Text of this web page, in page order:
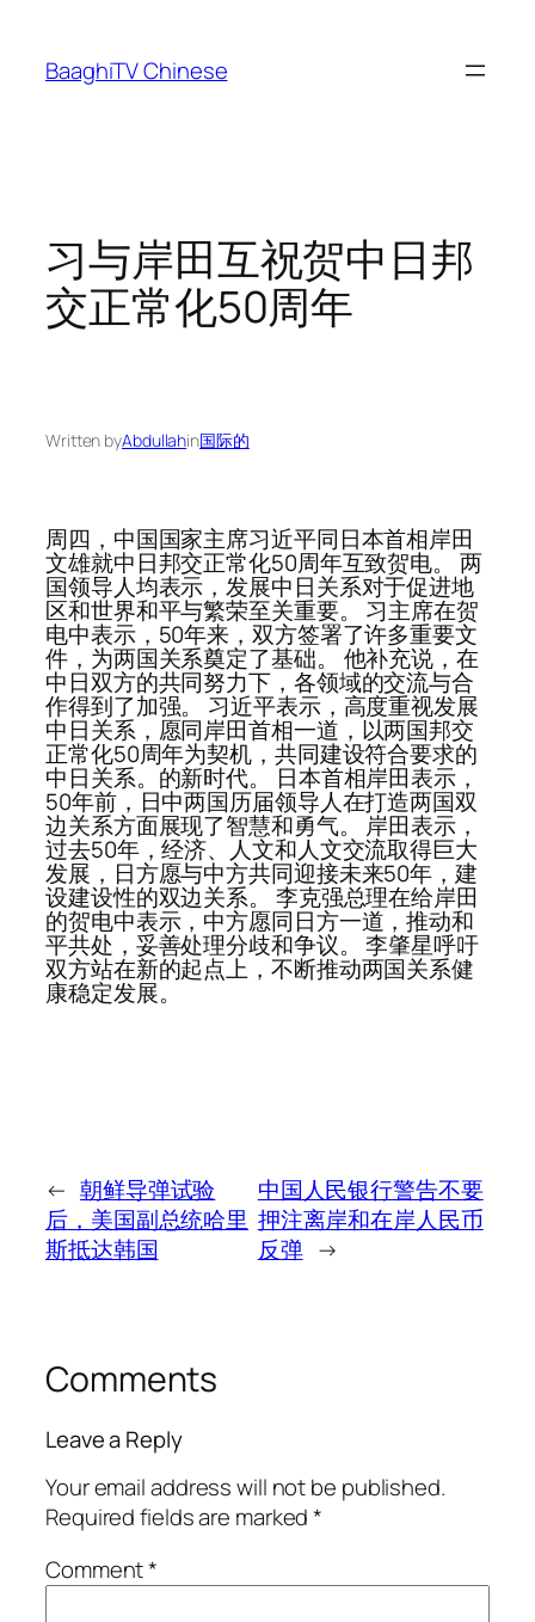
content
BaaghiTV Chinese
习与岸田互祝贺中日邦
交正常化50周年
Written byAbdullahin国际的
周四，中国国家主席习近平同日本首相岸田
文雄就中日邦交正常化50周年互致贺电。 两
国领导人均表示，发展中日关系对于促进地
区和世界和平与繁荣至关重要。 习主席在贺
电中表示，50年来，双方签署了许多重要文
件，为两国关系奠定了基础。 他补充说，在
中日双方的共同努力下，各领域的交流与合
作得到了加强。 习近平表示，高度重视发展
中日关系，愿同岸田首相一道，以两国邦交
正常化50周年为契机，共同建设符合要求的
中日关系。的新时代。 日本首相岸田表示，
50年前，日中两国历届领导人在打造两国双
边关系方面展现了智慧和勇气。 岸田表示，
过去50年，经济、人文和人文交流取得巨大
发展，日方愿与中方共同迎接未来50年，建
设建设性的双边关系。 李克强总理在给岸田
的贺电中表示，中方愿同日方一道，推动和
平共处，妥善处理分歧和争议。 李肇星呼吁
双方站在新的起点上，不断推动两国关系健
康稳定发展。
← 朝鲜导弹试验
后，美国副总统哈里
斯抵达韩国
中国人民银行警告不要
押注离岸和在岸人民币
反弹 →
Comments
Leave a Reply
Your email address will not be published.
Required fields are marked*
Comment*